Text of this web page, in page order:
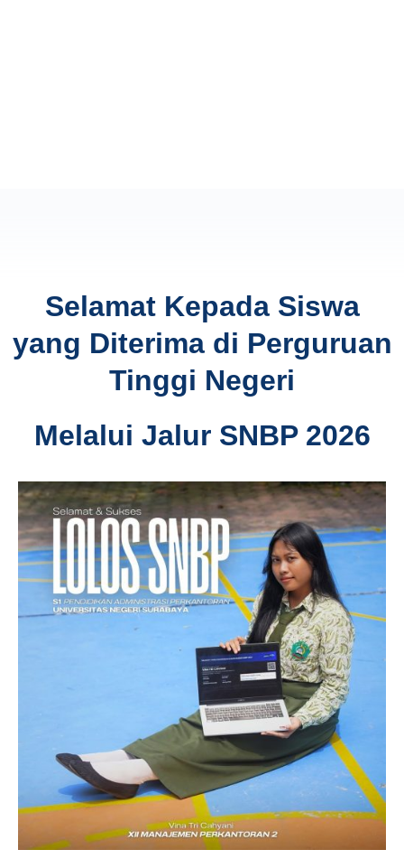
Selamat Kepada Siswa
yang Diterima di Perguruan
Tinggi Negeri
Melalui Jalur SNBP 2026